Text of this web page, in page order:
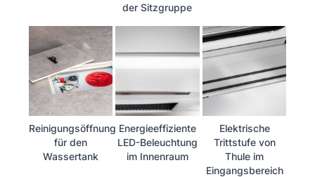
der Sitzgruppe
Reinigungsöffnung
für den
Wassertank
Energieeffiziente
LED-Beleuchtung
im Innenraum
Elektrische
Trittstufe von
Thule im
Eingangsbereich